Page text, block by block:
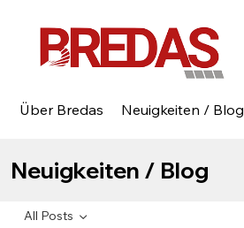
Über Bredas Neuigkeiten / Blog
Neuigkeiten / Blog
All Posts